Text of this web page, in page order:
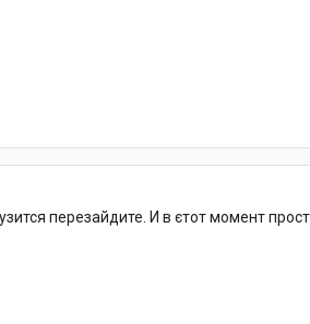
перезайдите. И в єтот момент